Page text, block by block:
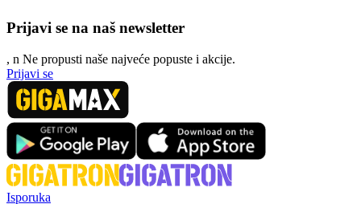
Prijavi se na naš newsletter
, n Ne propusti naše najveće popuste i akcije.
Prijavi se
Isporuka